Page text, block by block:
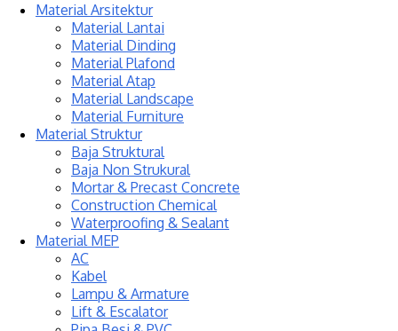
Material Arsitektur
Material Lantai
Material Dinding
Material Plafond
Material Atap
Material Landscape
Material Furniture
Material Struktur
Baja Struktural
Baja Non Strukural
Mortar & Precast Concrete
Construction Chemical
Waterproofing & Sealant
Material MEP
AC
Kabel
Lampu & Armature
Lift & Escalator